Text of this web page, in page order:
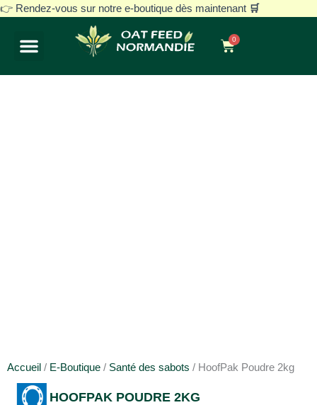
Aller
contenu
👉 Rendez-vous sur notre e-boutique dès maintenant 🛒
0
Panier
Accueil / E-Boutique / Santé des sabots / HoofPak Poudre 2kg
HOOFPAK POUDRE 2KG